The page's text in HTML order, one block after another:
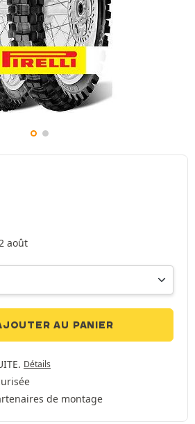
août
AU PANIER
Détails
de montage